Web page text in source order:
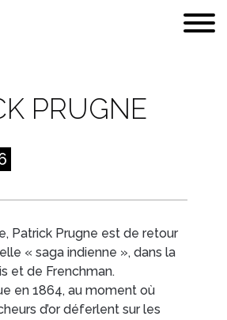
ARCHIVES
PRUGNE
, Patrick Prugne est de retour
« saga indienne », dans la
et de Frenchman.
en 1864, au moment où
d’or déferlent sur les